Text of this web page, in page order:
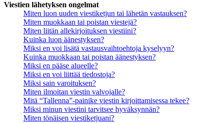
Viestien lähetyksen ongelmat
Miten luon uuden viestiketjun tai lähetän vastauksen?
Miten muokkaan tai poistan viestejä?
Miten liitän allekirjoituksen viestiini?
Kuinka luon äänestyksen?
Miksi en voi lisätä vastausvaihtoehtoja kyselyyn?
Kuinka muokkaan tai poistan äänestyksen?
Miksi en pääse alueelle?
Miksi en voi liittää tiedostoja?
Miksi sain varoituksen?
Miten ilmoitan viestin valvojalle?
Mitä “Tallenna”-painike viestin kirjoittamisessa tekee?
Miksi minun viestini tarvitsee hyväksynnän?
Miten tönäisen viestiketjuani?